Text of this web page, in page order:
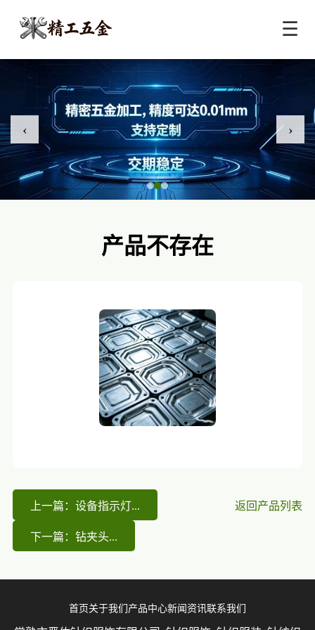
☰
‹ ›
产品不存在
上一篇：设备指示灯... 返回产品列表
下一篇：钻夹头...
首页 关于我们 产品中心新闻资讯联系我们